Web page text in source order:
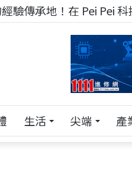
驗傳承地！在 Pei Pei
生活 尖端 產